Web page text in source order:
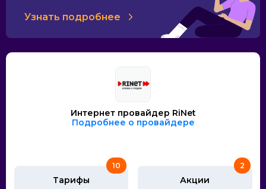
Узнать подробнее
Интернет провайдер RiNet
Подробнее о провайдере
Тарифы
10
Акции
2